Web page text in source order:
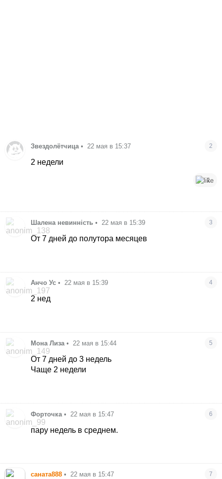
Звездолётчица • 22 мая в 15:37 2
2 недели
1
Шалена невинність • 22 мая в 15:39 3
От 7 дней до полутора месяцев
Анчо Ус • 22 мая в 15:39 4
2 нед
Мона Лиза • 22 мая в 15:44 5
От 7 дней до 3 недель
Чаще 2 недели
Форточка • 22 мая в 15:47 6
пару недель в среднем.
саната888 • 22 мая в 15:47 7